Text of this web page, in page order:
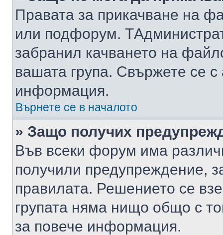
Правата за прикачване на
или подфорум.
забранил качването на
вашата група. Свържете се
информация.
Върнете се в началото
» Защо получих
Във всеки форум има
получили предупреждение,
правилата. Решението се
групата няма нищо общо с
за повече информация.